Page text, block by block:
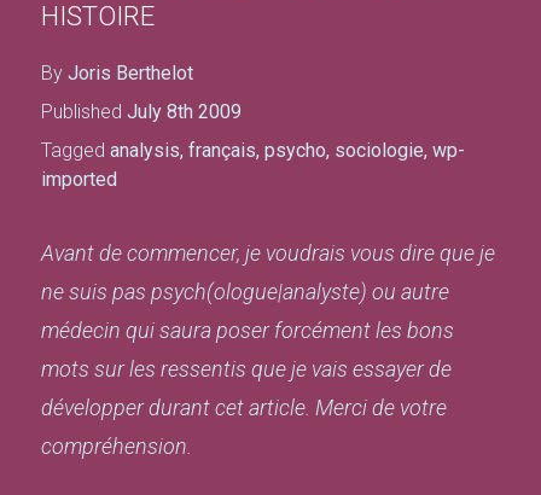
HISTOIRE
By Joris Berthelot
Published July 8th 2009
Tagged analysis, français, psycho, sociologie, wp-
imported
Avant de commencer, je voudrais vous dire que je
ne suis pas psych(ologue|analyste) ou autre
médecin qui saura poser forcément les bons
mots sur les ressentis que je vais essayer de
développer durant cet article. Merci de votre
compréhension.